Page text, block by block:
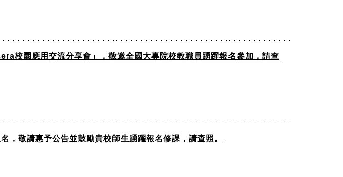
校園應用交流分享會」，敬邀全國大專院校教職員踴躍報名參加，請查
，敬請惠予公告並鼓勵貴校師生踴躍報名修課，請查照。